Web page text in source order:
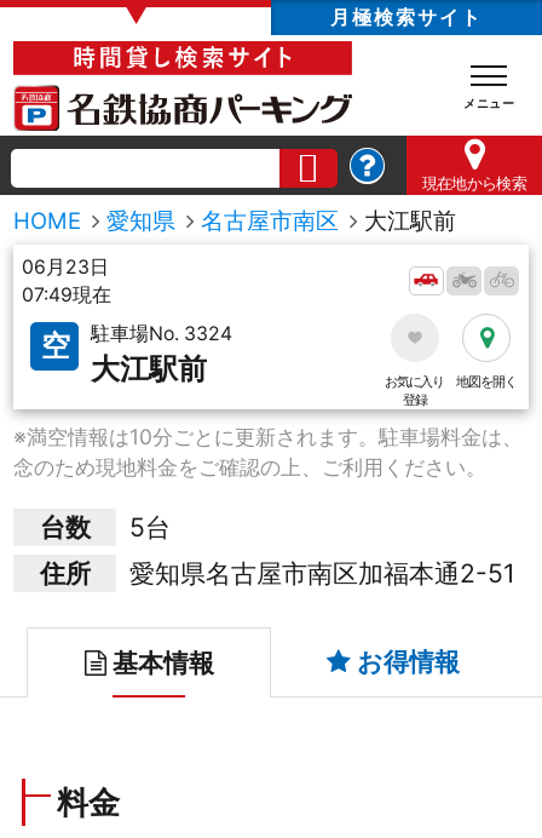
▼ 月極検索サイト
現在地から検索
HOME 愛知県 名古屋市南区 大江駅前
06月23日
07:49現在
空 駐車場No. 3324
大江駅前
お気に入り
登録
地図を開く
※満空情報は10分ごとに更新されます。駐車場料金は、
念のため現地料金をご確認の上、ご利用ください。
台数
5台
住所
愛知県名古屋市南区加福本通2-51
基本情報 お得情報
料金